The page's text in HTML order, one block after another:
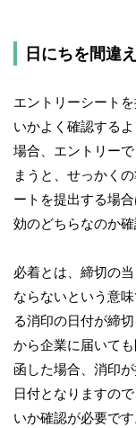
日にちを間違
エントリーシート
いかよく確認する
場合、エントリー
まうと、せっかく
ートを提出する場
効のどちらなのか確
必着とは、締切の
ならないという意
る消印の日付が締
から企業に届いて
函した場合、消印
日付となりますの
いか確認が必要です